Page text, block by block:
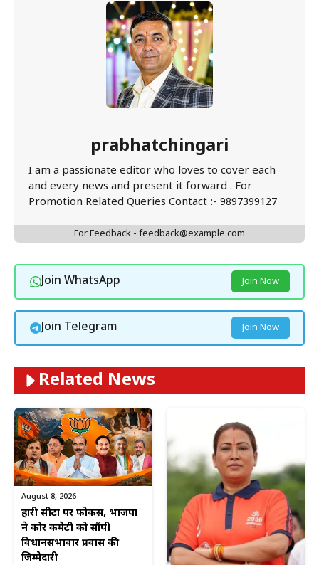
prabhatchingari
I am a passionate editor who loves to cover each
and every news and present it forward . For
Promotion Related Queries Contact :- 9897399127
For Feedback - feedback@example.com
Join WhatsApp Join Now
Join Telegram Join Now
Related News
August 8, 2026
हारी सीटों पर फोकस, भाजपा
ने कोर कमेटी को सौंपी
विधानसभावार प्रवास की
जिम्मेदारी